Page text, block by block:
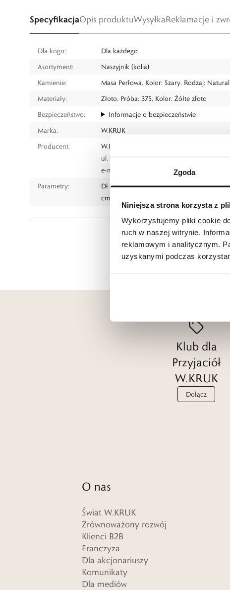
Zgoda
Niniejsza strona korzysta z
Wykorzystujemy pliki cookie
ruch w naszej witrynie.
reklamowym i analitycznym.
uzyskanymi podczas
SpecyfikacjaOpis produktuWysyłkaReklamacje i
Dla kogo:
Dla każdego
Asortyment:
Naszyjnik (kolia)
Kamienie:
Masa Perłowa, Kolor: Szary, Rodzaj:
Materiały:
Złoto, Próba: 375, Kolor: Żółte złoto
Bezpieczeństwo:
Informacje o bezpieczeństwie
Marka:
W.KRUK
Producent:
W.KRUK S.A
ul. Pilotów 10, 31-462 Kraków
e-mail:
Parametry:
Dł 42 cm, z przedłużką do 45 cm,
cm.
Klub dla
Przyjaciół
W.KRUK
Dołącz
O nas
Świat W.KRUK
Zrównoważony rozwój
Klienci B2B
Franczyza
Dla akcjonariuszy
Komunikaty
Dla mediów